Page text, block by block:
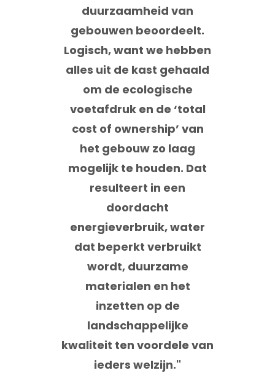
duurzaamheid van
gebouwen beoordeelt.
Logisch, want we hebben
alles uit de kast gehaald
om de ecologische
voetafdruk en de ‘total
cost of ownership’ van
het gebouw zo laag
mogelijk te houden. Dat
resulteert in een
doordacht
energieverbruik, water
dat beperkt verbruikt
wordt, duurzame
materialen en het
inzetten op de
landschappelijke
kwaliteit ten voordele van
ieders welzijn."